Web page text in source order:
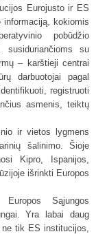
Eurojusto ir ES
informaciją, kokiomis
pobūdžio
susiduriančioms su
– karštieji centrai
darbuotojai pagal
registruoti
asmenis, teiktų
ir vietos lygmens
šalinimo. Šioje
Kipro, Ispanijos,
išrinkti Europos
Sąjungos
Yra labai daug
tik ES institucijos,